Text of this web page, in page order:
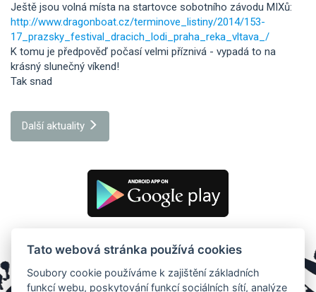
Ještě jsou volná místa na startovce sobotního závodu MIXů:
http://www.dragonboat.cz/terminove_listiny/2014/153-
17_prazsky_festival_dracich_lodi_praha_reka_vltava_/
K tomu je předpověď počasí velmi příznivá - vypadá to na
krásný slunečný víkend!
Tak snad
Další aktuality
Tato webová stránka používá cookies
Soubory cookie používáme k zajištění základních
funkcí webu, poskytování funkcí sociálních sítí, analýze